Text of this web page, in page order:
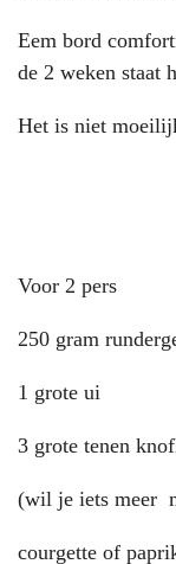
Eem bord
de 2 weken staat
Het is niet
Voor 2 pers
250 gram
1 grote ui
3 grote tenen
(wil je iets meer
courgette of